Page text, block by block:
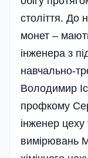
століття. До
монет –
інженера з
навчально-
Володимир
профкому
інженер
вимірювань